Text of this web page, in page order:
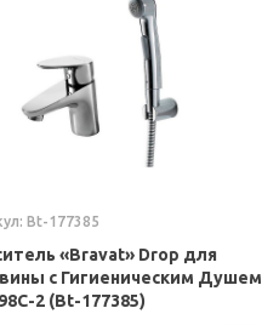
Bt-177385
«Bravat» Drop для
с Гигиеническим Душем
2 (Bt-177385)